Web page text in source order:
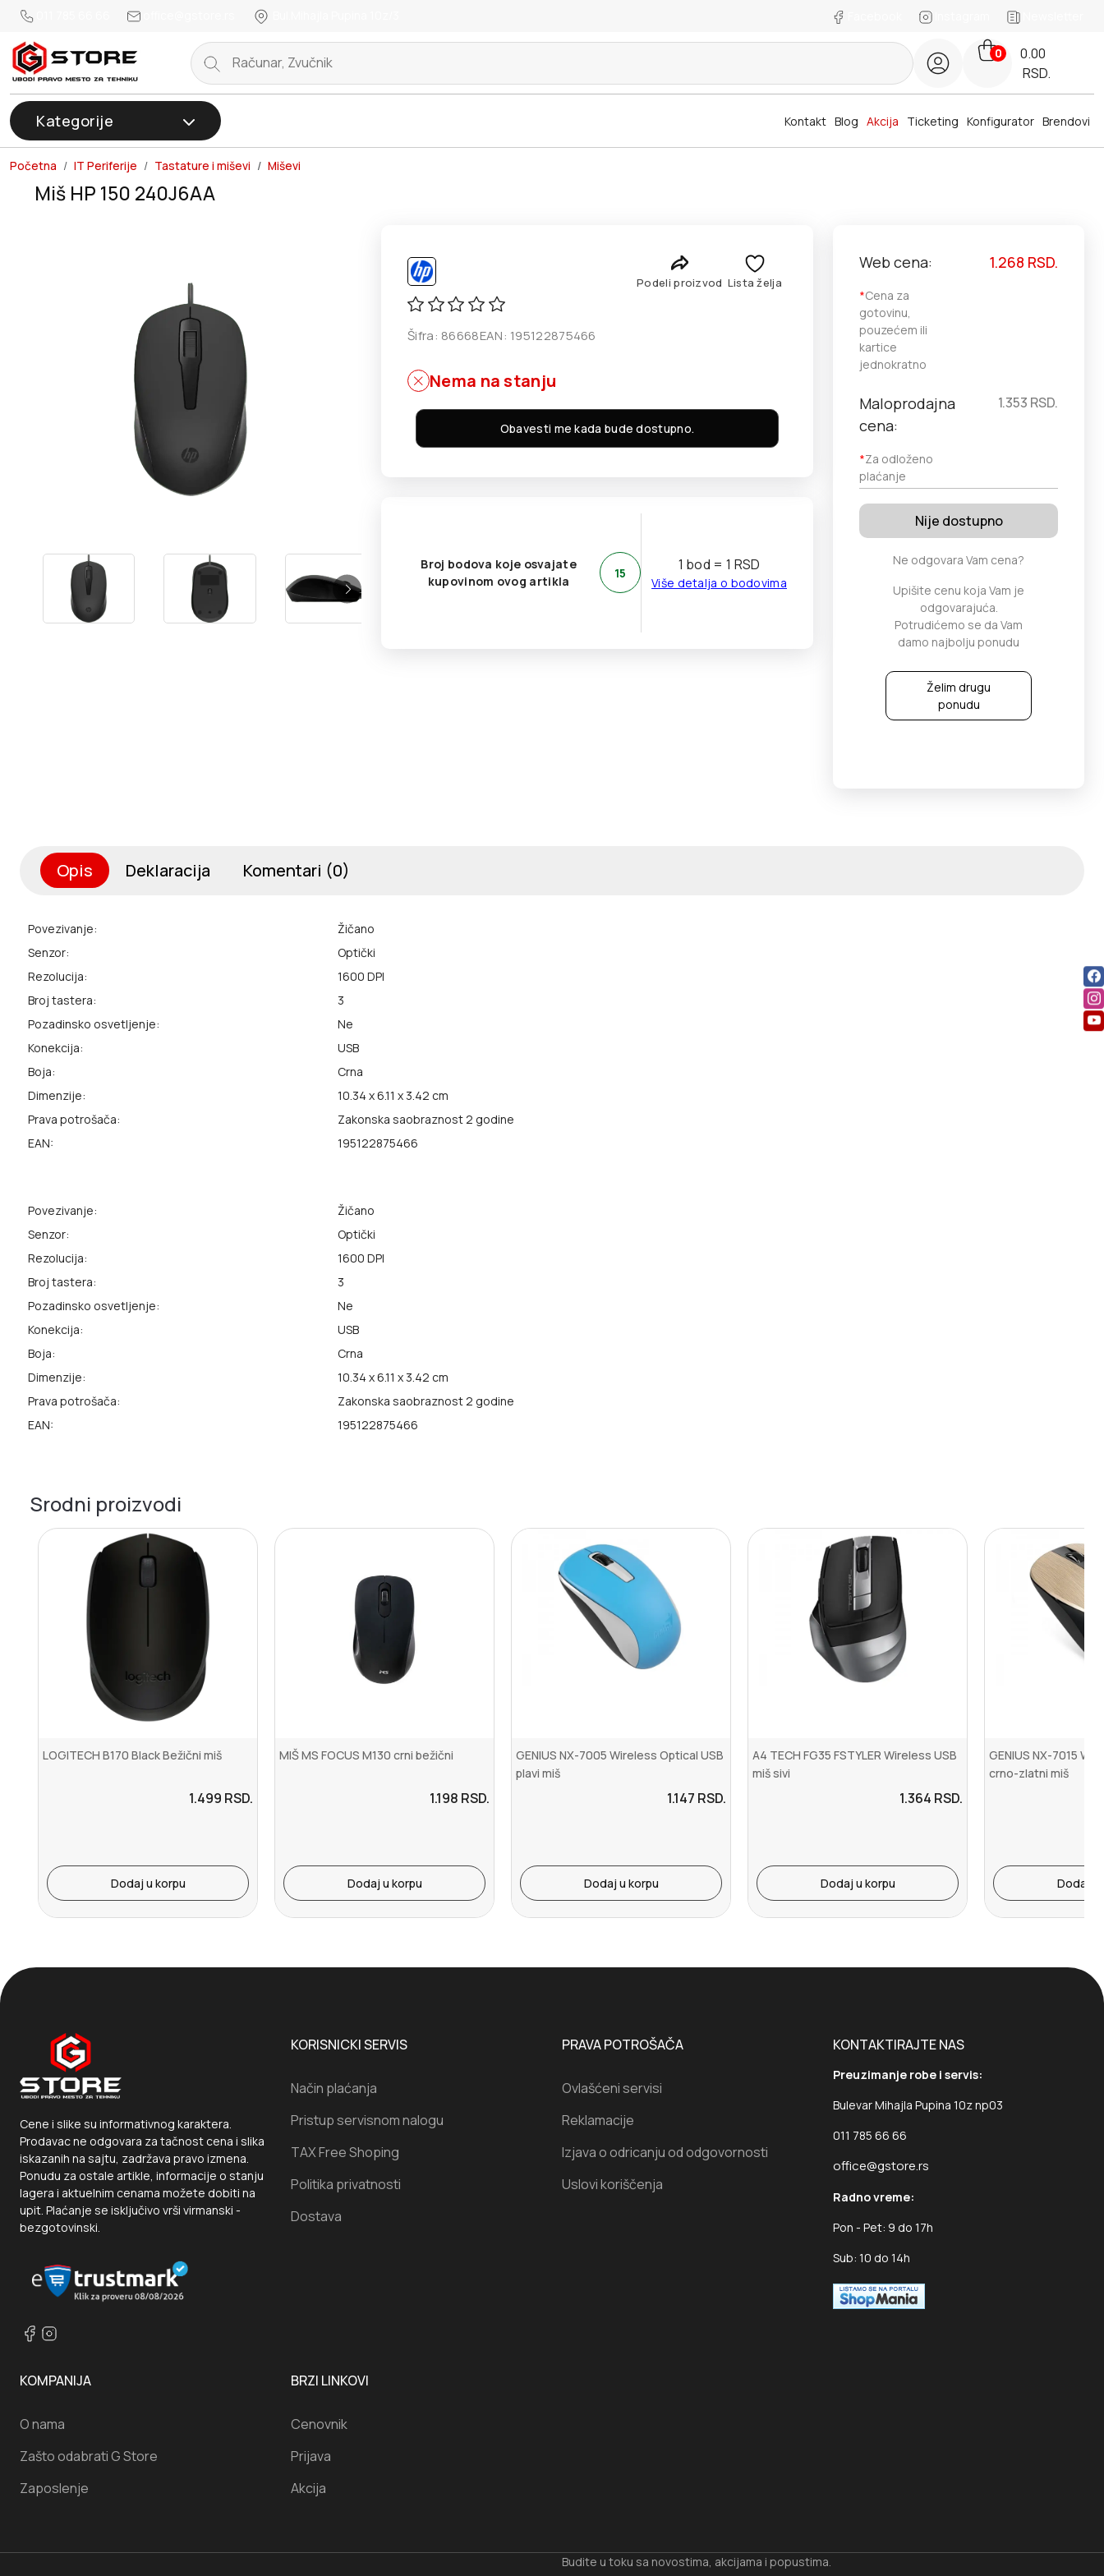
Instagram Newsletter
0
0.00
RSD.
Kategorije Brendovi
Blog Akcija
Kontakt Ticketing Konfigurator
Početna IT Periferije Tastature i miševi Miševi
Miš HP 150 240J6AA
Podeli proizvod Lista želja
Šifra: 86668EAN: 195122875466
Nema na stanju
Obavesti me kada bude dostupno.
Broj bodova koje osvajate
kupovinom ovog artikla
15 1 bod = 1 RSD
Više detalja o bodovima
Web cena:
*Cena za
gotovinu,
pouzećem ili
kartice
jednokratno
1.268 RSD.
Maloprodajna
cena:
*Za odloženo
plaćanje
1.353 RSD.
Nije dostupno
Ne odgovara Vam cena?
Upišite cenu koja Vam je
odgovarajuća.
Potrudićemo se da Vam
damo najbolju ponudu
Želim drugu
ponudu
Opis Deklaracija Komentari (0)
Povezivanje:
Žičano
Senzor:
Optički
Rezolucija:
1600 DPI
Broj tastera:
3
Pozadinsko osvetljenje:
Ne
Konekcija:
USB
Boja:
Crna
Dimenzije:
10.34 x 6.11 x 3.42 cm
Prava potrošača:
Zakonska saobraznost 2 godine
EAN:
195122875466
Povezivanje:
Žičano
Senzor:
Optički
Rezolucija:
1600 DPI
Broj tastera:
3
Pozadinsko osvetljenje:
Ne
Konekcija:
USB
Boja:
Crna
Dimenzije:
10.34 x 6.11 x 3.42 cm
Prava potrošača:
Zakonska saobraznost 2 godine
EAN:
195122875466
Srodni proizvodi
LOGITECH B170 Black Bežični miš
1.499 RSD.
Dodaj u korpu
MIŠ MS FOCUS M130 crni bežični
1.198 RSD.
Dodaj u korpu
GENIUS NX-7005 Wireless Optical USB
plavi miš
1.147 RSD.
Dodaj u korpu
A4 TECH FG35 FSTYLER Wireless USB
miš sivi
1.364 RSD.
Dodaj u korpu
GENIUS NX-7015
crno-zlatni miš
Dodaj u
Cene i slike su informativnog karaktera.
Prodavac ne odgovara za tačnost cena i slika
iskazanih na sajtu, zadržava pravo izmena.
Ponudu za ostale artikle, informacije o stanju
lagera i aktuelnim cenama možete dobiti na
upit. Plaćanje se isključivo vrši virmanski -
bezgotovinski.
KORISNICKI SERVIS
Način plaćanja
Pristup servisnom nalogu
TAX Free Shoping
Politika privatnosti
Dostava
PRAVA POTROŠAČA
Ovlašćeni servisi
Reklamacije
Izjava o odricanju od odgovornosti
Uslovi koriščenja
KONTAKTIRAJTE NAS
Preuzimanje robe i servis:
Bulevar Mihajla Pupina 10z np03
011 785 66 66
office@gstore.rs
Radno vreme:
Pon - Pet: 9 do 17h
Sub: 10 do 14h
KOMPANIJA
O nama
Zašto odabrati G Store
Zaposlenje
BRZI LINKOVI
Cenovnik
Prijava
Akcija
Budite u toku sa novostima, akcijama i popustima.